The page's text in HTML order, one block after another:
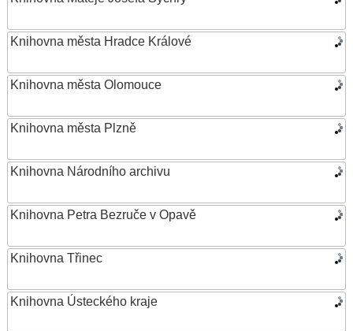
Knihovna města Hradce Králové
Knihovna města Olomouce
Knihovna města Plzně
Knihovna Národního archivu
Knihovna Petra Bezruče v Opavě
Knihovna Třinec
Knihovna Ústeckého kraje